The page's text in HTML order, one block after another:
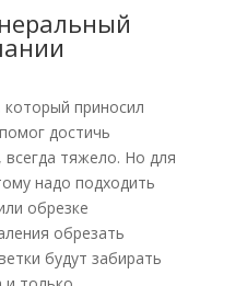
который приносил
достичь
всегда тяжело. Но для
надо подходить
обрезке
обрезать
будут забирать